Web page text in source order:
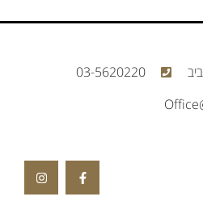
03-5620220